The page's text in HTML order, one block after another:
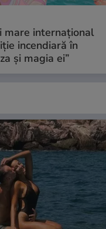
mare internațional
incendiară în
și magia ei”